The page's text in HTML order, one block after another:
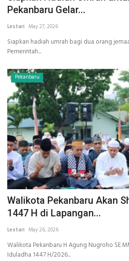
Pekanbaru Gelar...
Lestari May 27, 2026
Siapkan hadiah umrah bagi dua orang
Pemerintah...
Pekanbaru
Walikota Pekanbaru Akan
1447 H di Lapangan...
Lestari May 26, 2026
Walikota Pekanbaru H Agung Nugroho SE
Iduladha 1447 H/2026...